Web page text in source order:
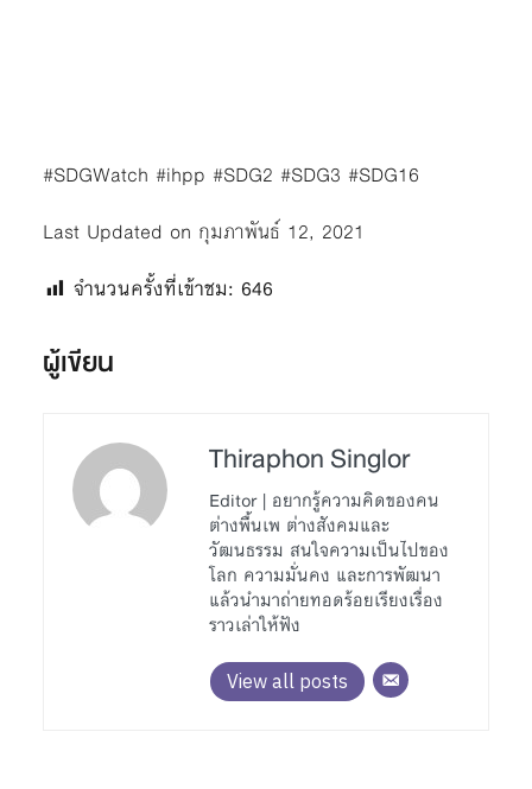
#SDGWatch #ihpp #SDG2 #SDG3 #SDG16
Last Updated on กุมภาพันธ์ 12, 2021
จำนวนครั้งที่เข้าชม: 646
ผู้เขียน
Thiraphon Singlor
Editor | อยากรู้ความคิดของคน
ต่างพื้นเพ ต่างสังคมและ
วัฒนธรรม สนใจความเป็นไปของ
โลก ความมั่นคง และการพัฒนา
แล้วนำมาถ่ายทอดร้อยเรียงเรื่อง
ราวเล่าให้ฟัง
View all posts